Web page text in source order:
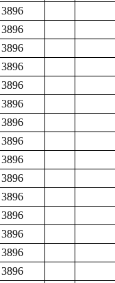
3896
3896
3896
3896
3896
3896
3896
3896
3896
3896
3896
3896
3896
3896
3896